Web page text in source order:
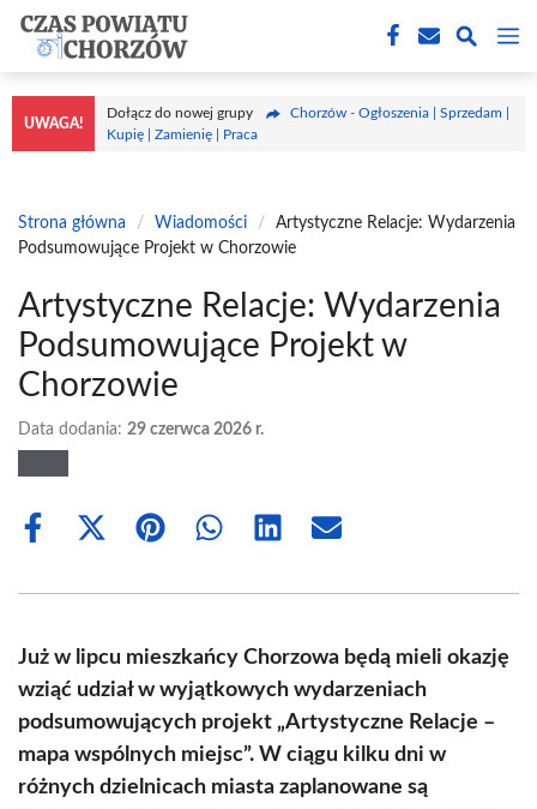
Przejdź
treści
UWAGA!
Dołącz do nowej grupy
Chorzów - Ogłoszenia | Sprzedam |
Kupię | Zamienię | Praca
Strona główna / Wiadomości /
Artystyczne Relacje: Wydarzenia
Podsumowujące Projekt w Chorzowie
Artystyczne Relacje: Wydarzenia
Podsumowujące Projekt w
Chorzowie
Data dodania: 29 czerwca 2026 r.
Share
Share
(Twitter)
Share Share Share Share
Już w lipcu mieszkańcy Chorzowa będą mieli okazję
wziąć udział w wyjątkowych wydarzeniach
podsumowujących projekt „Artystyczne Relacje –
mapa wspólnych miejsc”. W ciągu kilku dni w
różnych dzielnicach miasta zaplanowane są